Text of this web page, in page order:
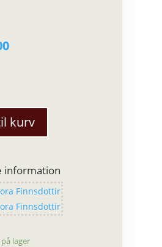
kurv
information
Finnsdottir
Finnsdottir
lager